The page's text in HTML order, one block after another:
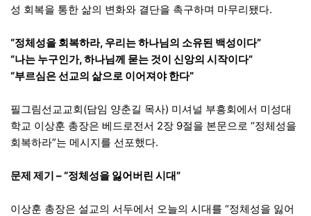
성 회복을 통한 삶의 변화와 결단을 촉구하며 마무리됐다.
“정체성을 회복하라, 우리는 하나님의 소유된 백성이다”
“나는 누구인가, 하나님께 묻는 것이 신앙의 시작이다”
“부르심은 선교의 삶으로 이어져야 한다”
필그림선교교회(담임 양춘길 목사) 미셔널 부흥회에서 미성대
학교 이상훈 총장은 베드로전서 2장 9절을 본문으로 “정체성을
회복하라”는 메시지를 선포했다.
문제 제기 – “정체성을 잃어버린 시대”
이상훈 총장은 설교의 서두에서 오늘의 시대를 “정체성을 잃어